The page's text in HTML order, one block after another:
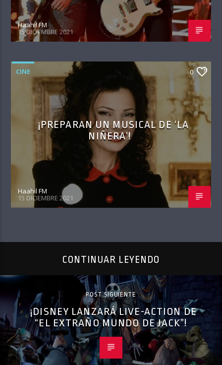
Haahil FM
15 DICIEMBRE 2021
CINE 0
¡PREPARAN UN MUSICAL DE ‘LA
NIÑERA’!
Haahil FM
15 DICIEMBRE 2021
CONTINUAR LEYENDO
POST SIGUIENTE
¡DISNEY LANZARÁ LIVE-ACTION DE
“EL EXTRAÑO MUNDO DE JACK”!